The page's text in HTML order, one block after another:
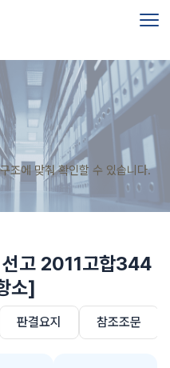
조에 맞춰 확인할 수 있습니다.
선고 2011고합344
소]
판결요지 참조조문